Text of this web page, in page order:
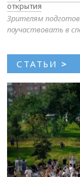
открытия
Зрителям
поучаствовать в
СТАТЬИ >